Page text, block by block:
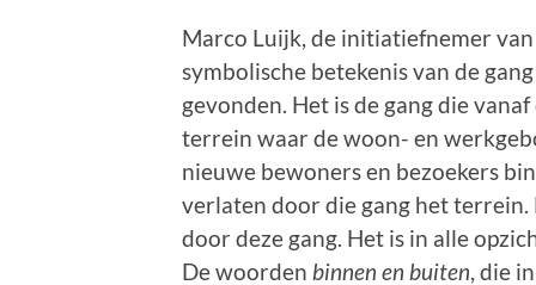
Marco Luijk, de initiatiefnemer
symbolische betekenis van de
gevonden. Het is de gang die
terrein waar de woon- en
nieuwe bewoners en bezoekers
verlaten door die gang het
door deze gang. Het is in alle
De woorden binnen en buiten, die